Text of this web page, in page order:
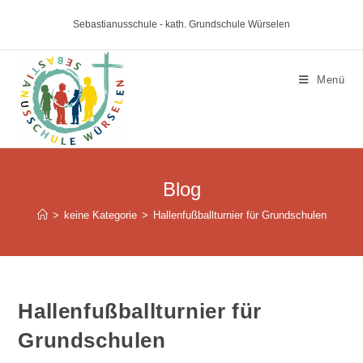
Sebastianusschule - kath. Grundschule Würselen
Menü
Blog
> keine Kategorie > Hallenfußballturnier für Grundschulen
Hallenfußballturnier für
Grundschulen